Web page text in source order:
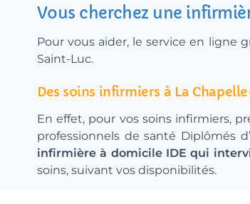
Vous cherchez une
Pour vous aider, le service en ligne
Saint-Luc.
Des soins infirmiers à La
En effet, pour vos soins infirmiers,
professionnels de santé Diplômés
infirmière à domicile IDE qui
soins, suivant vos disponibilités.